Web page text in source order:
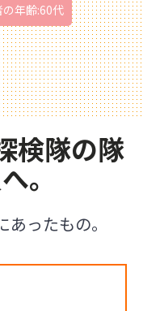
年齢:60代
検隊の隊
。
ったもの。